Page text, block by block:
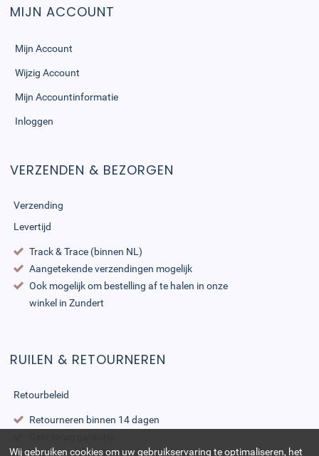
MIJN ACCOUNT
Mijn Account
Wijzig Account
Mijn Accountinformatie
Inloggen
VERZENDEN & BEZORGEN
Verzending
Levertijd
Track & Trace (binnen NL)
Aangetekende verzendingen mogelijk
Ook mogelijk om bestelling af te halen in onze
winkel in Zundert
RUILEN & RETOURNEREN
Retourbeleid
Retourneren binnen 14 dagen
Wij gebruiken cookies om uw gebruikservaring te optimaliseren, het